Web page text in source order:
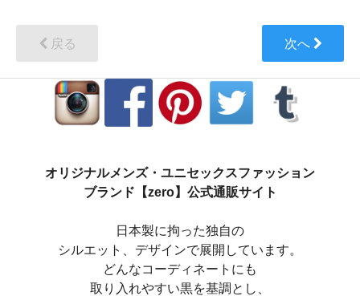
戻る 次へ
オリジナルメンズ・ユニセックスファッション
ブランド【zero】公式通販サイト
日本製に拘った独自の
シルエット、デザインで展開しています。
どんなコーディネートにも
取り入れやすい黒を基調とし、